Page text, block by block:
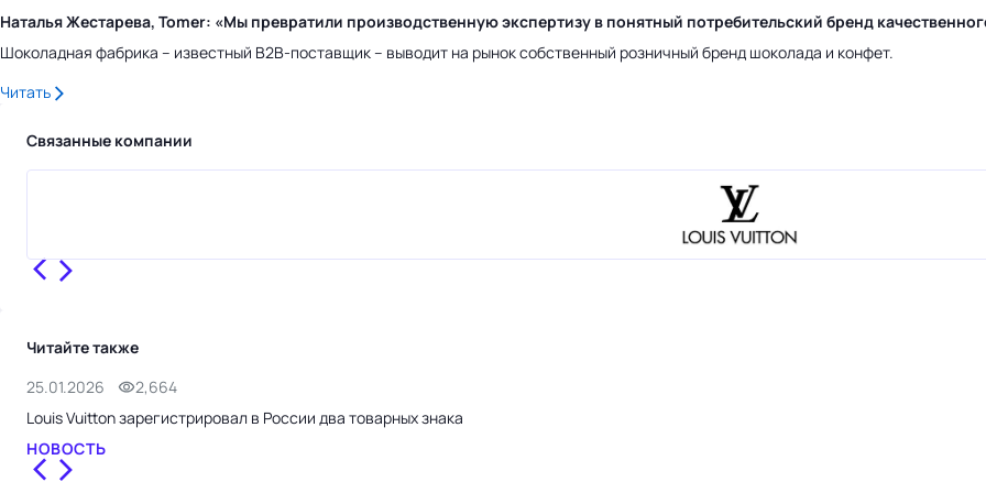
Наталья Жестарева, Tomer: «Мы превратили производственную экспертизу в понятный потребительский бренд
Шоколадная фабрика – известный B2B-поставщик – выводит на рынок собственный розничный бренд шоколада и конфет.
Читать
Связанные компании
Читайте также
25.01.2026
2,664
Louis Vuitton зарегистрировал в России два товарных знака
НОВОСТЬ